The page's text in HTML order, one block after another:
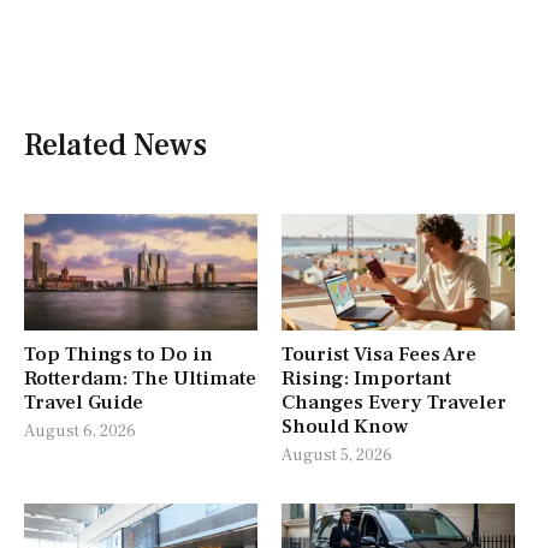
Related News
Top Things to Do in
Rotterdam: The Ultimate
Travel Guide
August 6, 2026
Tourist Visa Fees Are
Rising: Important
Changes Every Traveler
Should Know
August 5, 2026